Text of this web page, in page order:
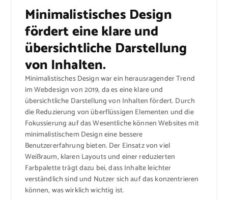
Minimalistisches Design
fördert eine klare und
übersichtliche Darstellung
von Inhalten.
Minimalistisches Design war ein herausragender Trend
im Webdesign von 2019, da es eine klare und
übersichtliche Darstellung von Inhalten fördert. Durch
die Reduzierung von überflüssigen Elementen und die
Fokussierung auf das Wesentliche können Websites mit
minimalistischem Design eine bessere
Benutzererfahrung bieten. Der Einsatz von viel
Weißraum, klaren Layouts und einer reduzierten
Farbpalette trägt dazu bei, dass Inhalte leichter
verständlich sind und Nutzer sich auf das konzentrieren
können, was wirklich wichtig ist.